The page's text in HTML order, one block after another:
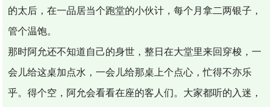
的太后，在一品居当个跑堂的小伙计，每个月拿二两银子，
管个温饱。
那时阿允还不知道自己的身世，整日在大堂里来回穿梭，一
会儿给这桌加点水，一会儿给那桌上个点心，忙得不亦乐
乎。得个空，阿允会看看在座的客人们。大家都听的入迷，